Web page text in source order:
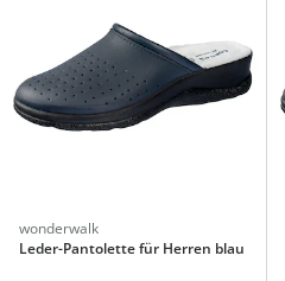
wonderwalk
Leder-Pantolette für Herren blau